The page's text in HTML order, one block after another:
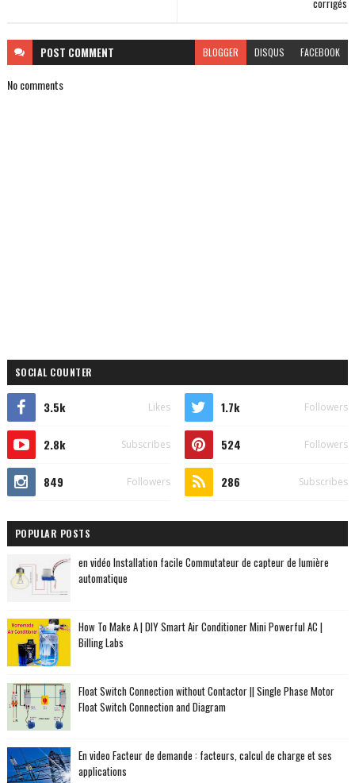
POST COMMENT BLOGGER DISQUS FACEBOOK
No comments
SOCIAL COUNTER
3.5k Likes 1.7k Followers
2.8k Subscribes 524 Followers
849 Followers 286 Subscribes
POPULAR POSTS
en vidéo Installation facile Commutateur de capteur de lumière
automatique
How To Make A | DIY Smart Air Conditioner Mini Powerful AC |
Billing Labs
Float Switch Connection without Contactor || Single Phase Motor
Float Switch Connection and Diagram
En video Facteur de demande : facteurs, calcul de charge et ses
applications